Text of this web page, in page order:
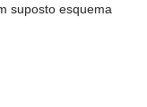
suposto esquema